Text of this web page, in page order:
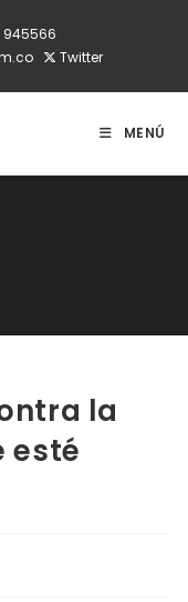
945566
Twitter
MENÚ
la
esté